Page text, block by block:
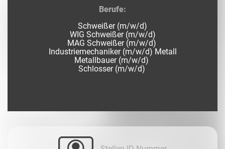
Berufe:
Schweißer (m/w/d)
WIG Schweißer (m/w/d)
MAG Schweißer (m/w/d)
Industriemechaniker (m/w/d) Metall
Metallbauer (m/w/d)
Schlosser (m/w/d)